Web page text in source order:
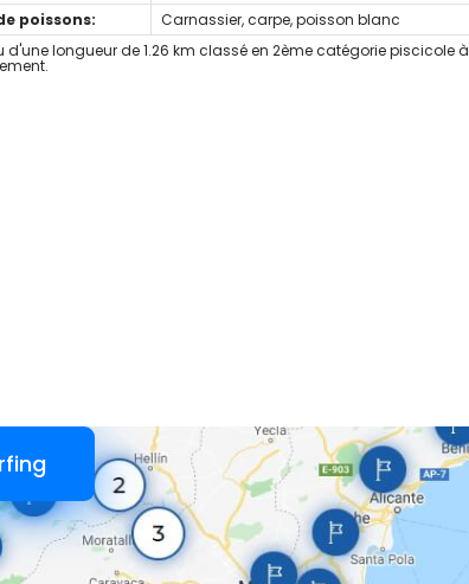
poissons:
Carnassier, carpe, poisson blanc
d'une longueur de 1.26 km classé en 2ème catégorie piscicole à